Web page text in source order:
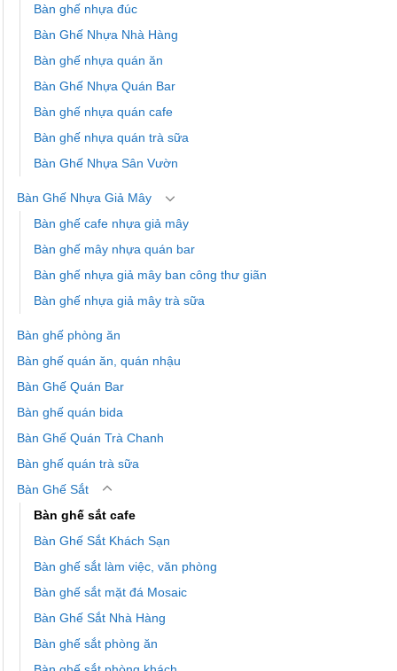
Bàn ghế nhựa đúc
Bàn Ghế Nhựa Nhà Hàng
Bàn ghế nhựa quán ăn
Bàn Ghế Nhựa Quán Bar
Bàn ghế nhựa quán cafe
Bàn ghế nhựa quán trà sữa
Bàn Ghế Nhựa Sân Vườn
Bàn Ghế Nhựa Giả Mây
Bàn ghế cafe nhựa giả mây
Bàn ghế mây nhựa quán bar
Bàn ghế nhựa giả mây ban công thư giãn
Bàn ghế nhựa giả mây trà sữa
Bàn ghế phòng ăn
Bàn ghế quán ăn, quán nhậu
Bàn Ghế Quán Bar
Bàn ghế quán bida
Bàn Ghế Quán Trà Chanh
Bàn ghế quán trà sữa
Bàn Ghế Sắt
Bàn ghế sắt cafe
Bàn Ghế Sắt Khách Sạn
Bàn ghế sắt làm việc, văn phòng
Bàn ghế sắt mặt đá Mosaic
Bàn Ghế Sắt Nhà Hàng
Bàn ghế sắt phòng ăn